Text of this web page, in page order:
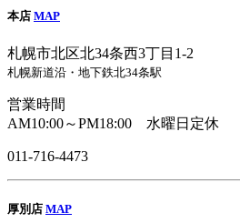
本店 MAP
札幌市北区北34条西3丁目1-2
札幌新道沿・地下鉄北34条駅
営業時間
AM10:00～PM18:00 水曜日定休
011-716-4473
厚別店 MAP